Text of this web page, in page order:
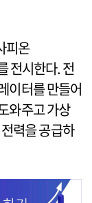
피온
전시한다. 전
이터를 만들어
와주고 가상
력을 공급하